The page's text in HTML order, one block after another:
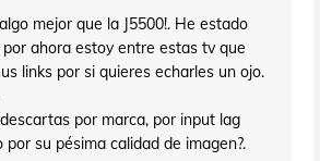
mejor que la J5500!. He estado
por ahora estoy entre estas tv que
links por si quieres echarles un ojo.
por marca, por input lag
por su pésima calidad de imagen?.